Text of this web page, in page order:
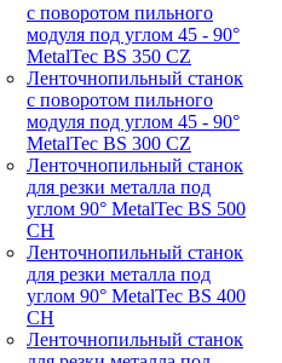
c поворотом пильного
модуля под углом 45 - 90°
MetalTec BS 350 CZ
Ленточнопильный станок
c поворотом пильного
модуля под углом 45 - 90°
MetalTec BS 300 CZ
Ленточнопильный станок
для резки металла под
углом 90° MetalTec BS 500
CH
Ленточнопильный станок
для резки металла под
углом 90° MetalTec BS 400
CH
Ленточнопильный станок